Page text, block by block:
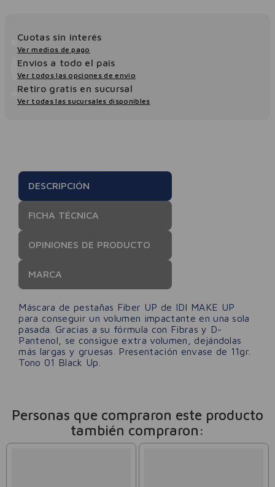
Cuotas sin interés
Ver medios de pago
Envios a todo el pais
Ver todos las opciones de envio
Retiro gratis en sucursal
Ver todas las sucursales disponibles
DESCRIPCIÓN
FICHA TÉCNICA
OPINIONES DE PRODUCTO
MARCA
Máscara de pestañas Fiber UP de IDI MAKE UP
para conseguir un volumen impactante en una sola
pasada. Gracias a su fórmula con Fibras y D-
Pantenol, se consigue extra volumen, dejándolas
más largas y gruesas. Presentación envase de 11gr.
Tono 01 Black Up.
Personas que compraron este producto
también compraron: